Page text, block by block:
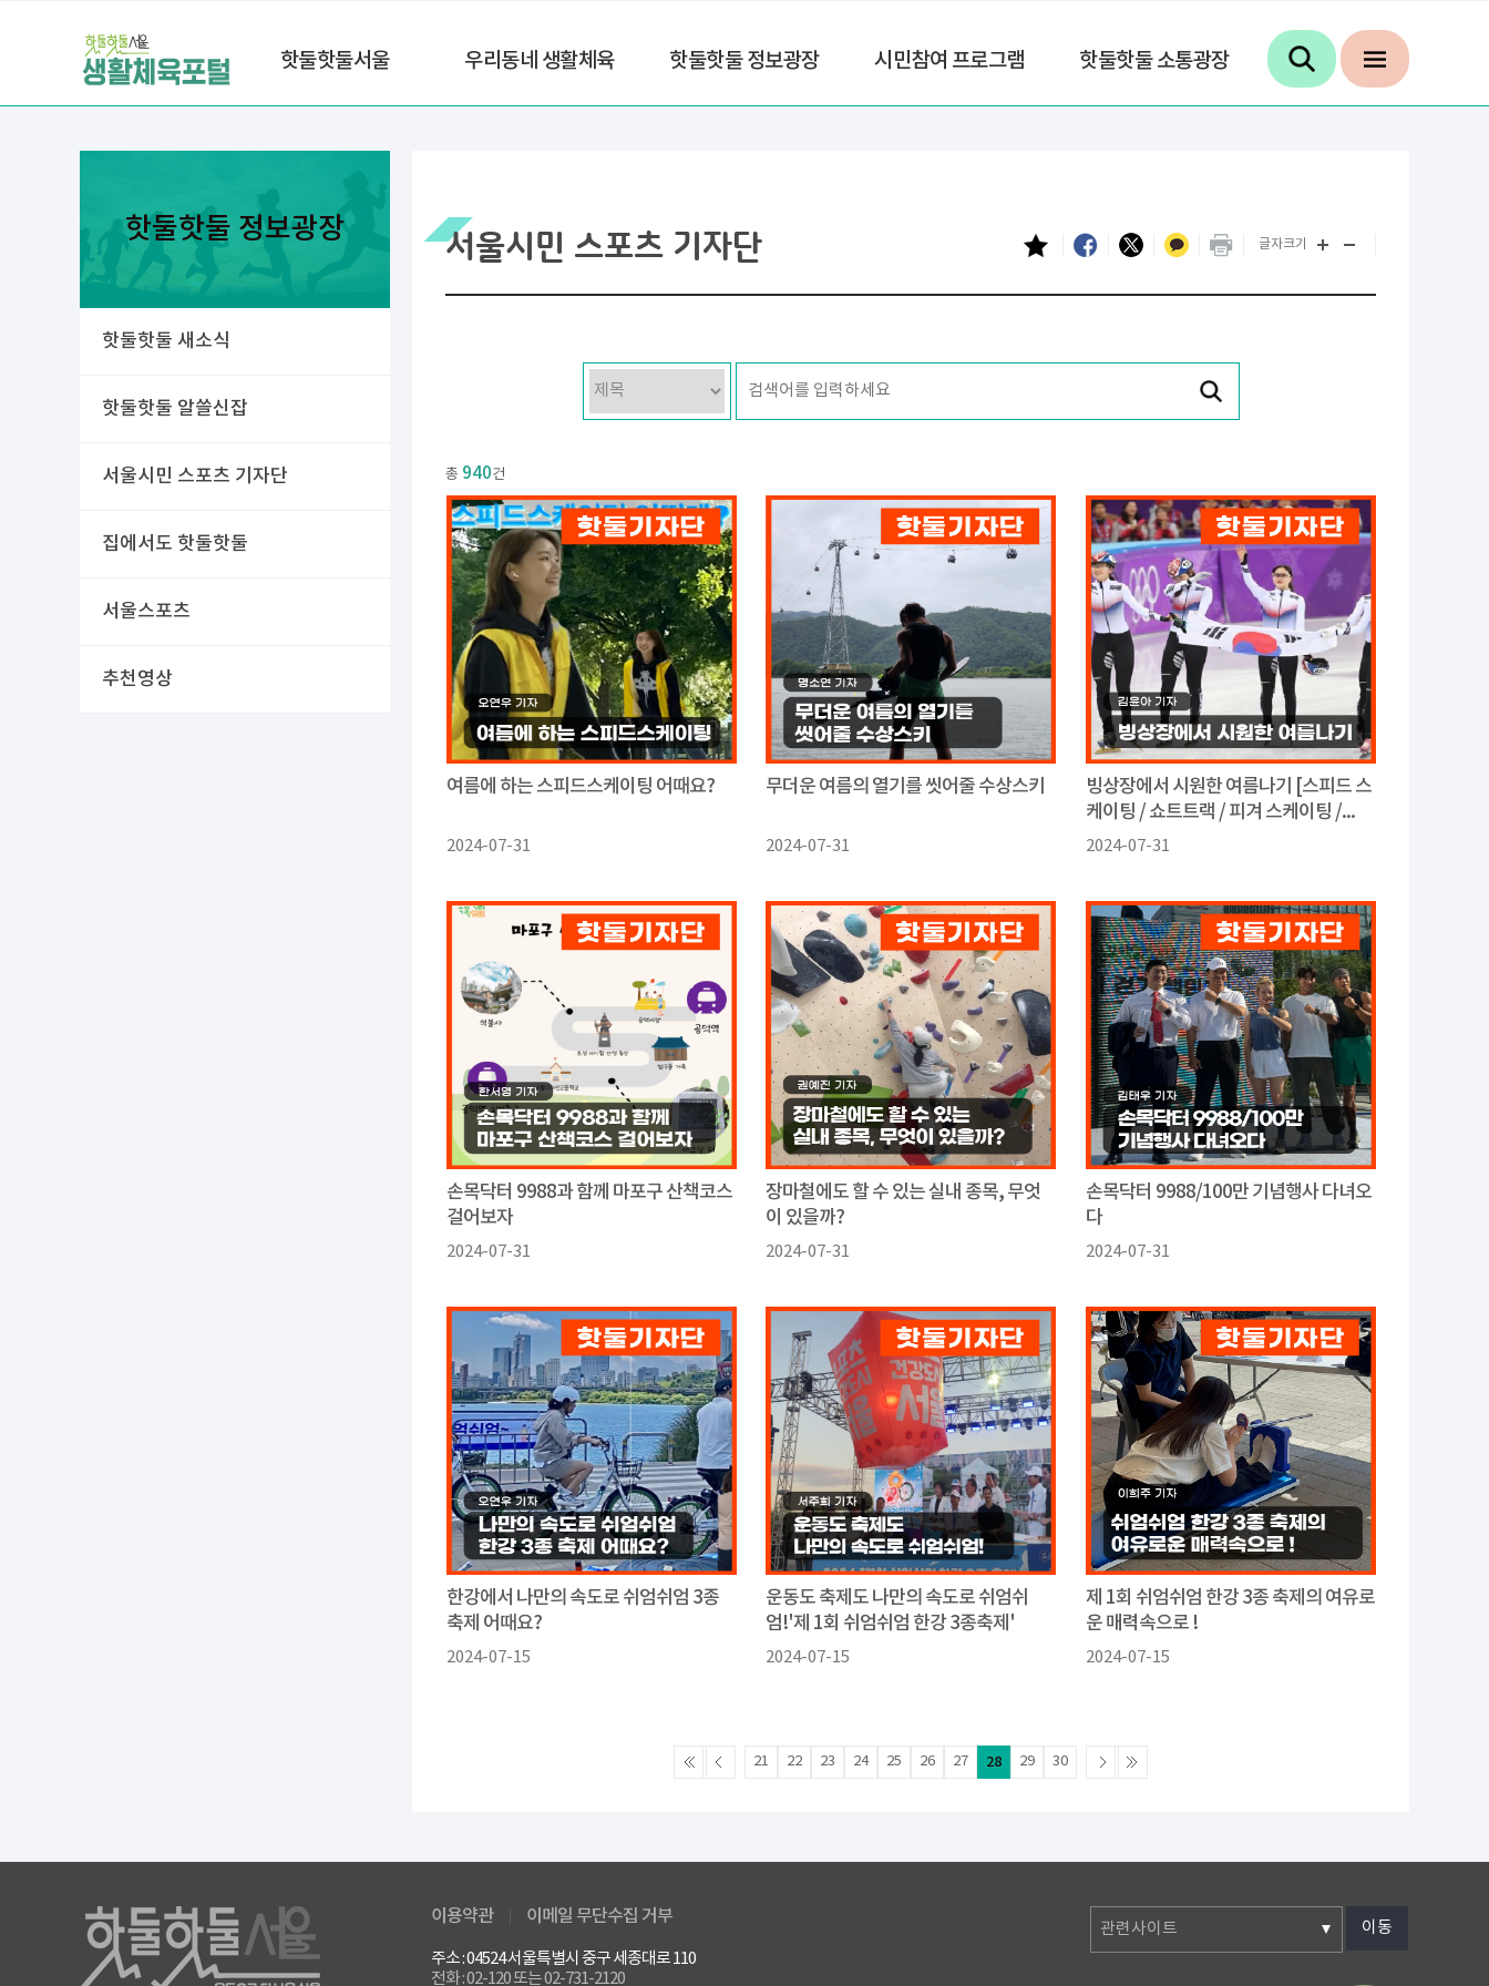
핫둘핫둘서울 우리동네 생활체육 핫둘핫둘 정보광장 시민참여 프로그램 핫둘핫둘 소통광장
핫둘핫둘 정보광장
핫둘핫둘 새소식
핫둘핫둘 알쓸신잡
서울시민 스포츠 기자단
집에서도 핫둘핫둘
서울스포츠
추천영상
서울시민 스포츠 기자단 글자크기
총 940건
여름에 하는 스피드스케이팅 어때요?
2024-07-31
무더운 여름의 열기를 씻어줄 수상스키
2024-07-31
빙상장에서 시원한 여름나기 [스피드 스
케이팅 / 쇼트트랙 / 피겨 스케이팅 /...
2024-07-31
손목닥터 9988과 함께 마포구 산책코스
걸어보자
2024-07-31
장마철에도 할 수 있는 실내 종목, 무엇
이 있을까?
2024-07-31
손목닥터 9988/100만 기념행사 다녀오
다
2024-07-31
한강에서 나만의 속도로 쉬엄쉬엄 3종
축제 어때요?
2024-07-15
운동도 축제도 나만의 속도로 쉬엄쉬
엄!'제 1회 쉬엄쉬엄 한강 3종축제'
2024-07-15
제 1회 쉬엄쉬엄 한강 3종 축제의 여유로
운 매력속으로 !
2024-07-15
21 22 23 24 25 26 27 28 29 30
이용약관 이메일 무단수집 거부
주소 : 04524 서울특별시 중구 세종대로 110
전화 : 02-120 또는 02-731-2120
관련사이트 이동